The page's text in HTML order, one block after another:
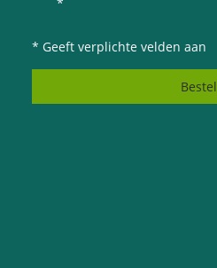
*
* Geeft verplichte velden aan
Bestel